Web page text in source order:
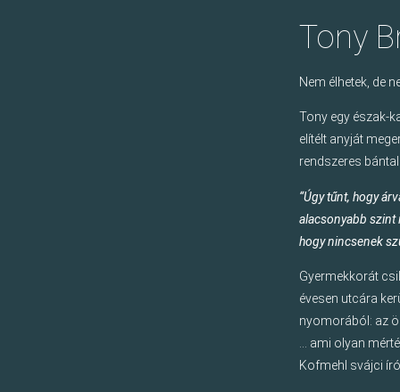
Tony
Nem élhetek, de
Tony egy észak-
elítélt anyját
rendszeres
“Úgy tűnt, hogy
alacsonyabb szint
hogy nincsenek
Gyermekkorát
évesen utcára
nyomorából: az
… ami olyan
Kofmehl svájci